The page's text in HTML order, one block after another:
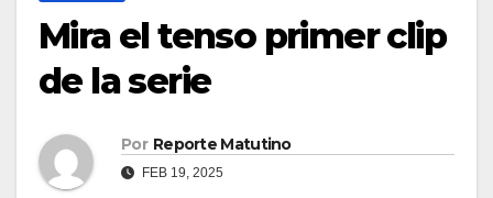
Mira el tenso primer clip
de la serie
Por Reporte Matutino
FEB 19, 2025